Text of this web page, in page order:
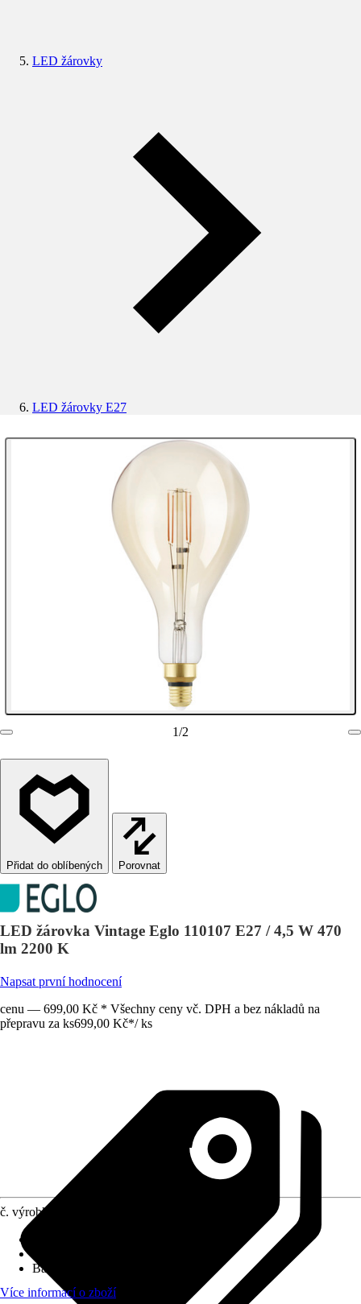
LED žárovky
LED žárovky E27
1/2
Porovnat
LED žárovka Vintage Eglo 110107 E27 / 4,5 W 470
lm 2200 K
Napsat první hodnocení
cenu — 699,00 Kč * Všechny ceny vč. DPH a bez nákladů na
přepravu za ks699,00 Kč*/ ks
č. výrobku
Barva světla
Více informací o zboží